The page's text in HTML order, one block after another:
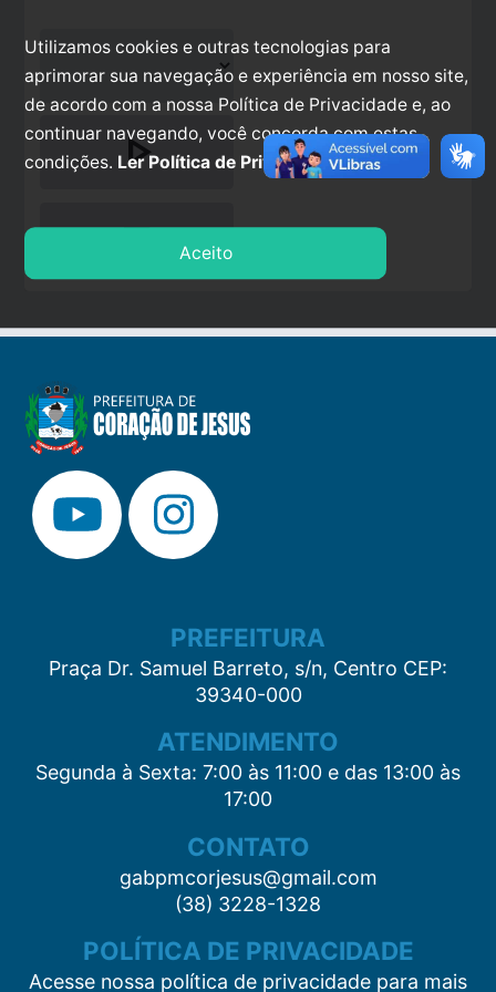
play_arrow
stop
PREFEITURA
Praça Dr. Samuel Barreto, s/n, Centro CEP:
39340-000
ATENDIMENTO
Segunda à Sexta: 7:00 às 11:00 e das 13:00 às
17:00
CONTATO
gabpmcorjesus@gmail.com
(38) 3228-1328
POLÍTICA DE PRIVACIDADE
Acesse nossa política de privacidade para mais
Utilizamos cookies e outras tecnologias para
aprimorar sua navegação e experiência em nosso site,
de acordo com a nossa Política de Privacidade e, ao
continuar navegando, você concorda com estas
condições. Ler Política de Privacidade.
Aceito